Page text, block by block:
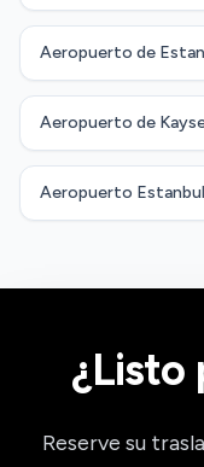
Aeropuerto de
Aeropuerto de
Aeropuerto
¿Listo
Reserve su